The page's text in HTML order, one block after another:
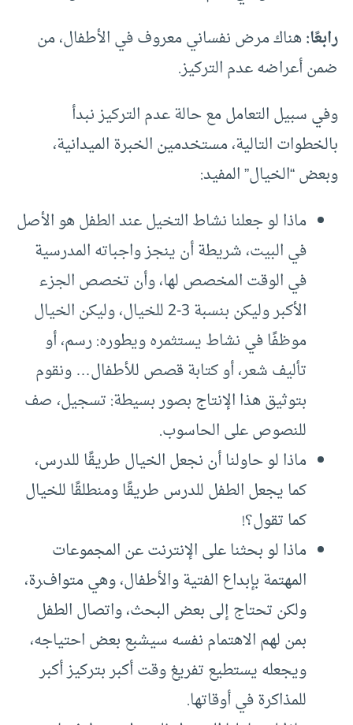
رابعًا:هناك مرض نفساني معروف في الأطفال، من
ضمن أعراضه عدم التركيز.
وفي سبيل التعامل مع حالة عدم التركيز نبدأ
بالخطوات التالية، مستخدمين الخبرة الميدانية،
وبعض “الخيال” المفيد:
ماذا لو جعلنا نشاط التخيل عند الطفل هو الأصل
في البيت، شريطة أن ينجز واجباته المدرسية
في الوقت المخصص لها، وأن تخصص الجزء
الأكبر وليكن بنسبة 3-2 للخيال، وليكن الخيال
موظفًا في نشاط يستثمره ويطوره: رسم، أو
تأليف شعر، أو كتابة قصص للأطفال… ونقوم
بتوثيق هذا الإنتاج بصور بسيطة: تسجيل، صف
للنصوص على الحاسوب.
ماذا لو حاولنا أن نجعل الخيال طريقًا للدرس،
كما يجعل الطفل للدرس طريقًا ومنطلقًا للخيال
كما تقول؟!
ماذا لو بحثنا على الإنترنت عن المجموعات
المهتمة بإبداع الفتية والأطفال، وهي متوافرة،
ولكن تحتاج إلى بعض البحث، واتصال الطفل
بمن لهم الاهتمام نفسه سيشبع بعض احتياجه،
ويجعله يستطيع تفريغ وقت أكبر بتركيز أكبر
للمذاكرة في أوقاتها.